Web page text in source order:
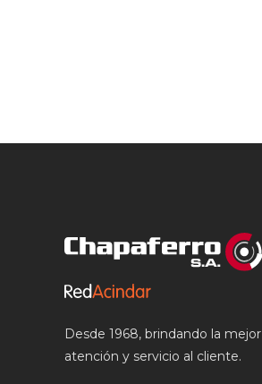
Desde 1968, brindando la mejor
atención y servicio al cliente.